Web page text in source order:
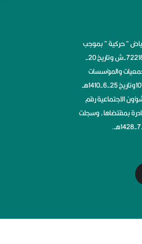
” حركية ” بموجب
خطاب وزارة الشؤون الإجتماعية رقم 6-72218-ش وتاريخ 20-
الجمعيات والمؤسسات
الخيرية الصادرة بقرار مجلس الوزراء رقم 107وتاريخ 25-6-1410هــ
الاجتماعية رقم
الصادرة بمقتضاها، وسجلت